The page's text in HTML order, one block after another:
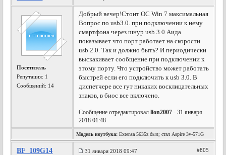
Посетитель
Репутация: 1
Сообщений: 14
Добрый вечер!Стоит ОС Win 7 максимальная
Вопрос по usb3.0. при подключении к нему
смартфона через шнур usb 3.0 Аида
показывает что порт работает на скорости
usb 2.0. Так и должно быть? И периодически
выскакивает сообщение при подключении к
этому порту. Что устройство может работать
быстрей если его подключить к usb 3.0. В
диспетчере все гут никаких восклицательных
знаков, в биос все включено.
Сообщение отредактировалlion2007 - 31 января
2018 01:48
Модель ноутбука: Extensa 5635z был; стал Aspire 3v-571G
BF_109G14 31 января 2018 09:47 #805